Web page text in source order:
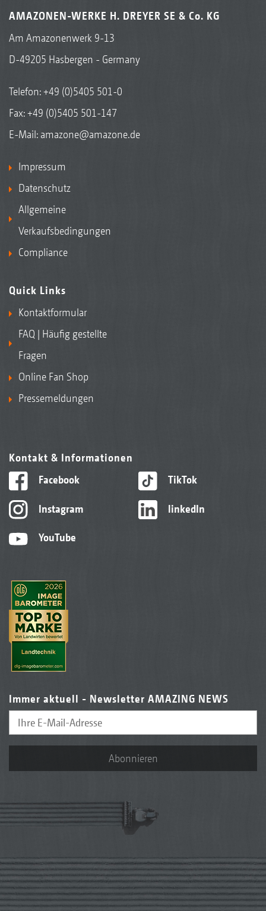
AMAZONEN-WERKE H. DREYER SE & Co. KG
Am Amazonenwerk 9-13
D-49205 Hasbergen - Germany
Telefon:+49 (0)5405 501-0
Fax: +49 (0)5405 501-147
E-Mail: amazone@amazone.de
Impressum
Datenschutz
Allgemeine
Verkaufsbedingungen
Compliance
Quick Links
Kontaktformular
FAQ | Häufig gestellte
Fragen
Online Fan Shop
Pressemeldungen
Kontakt & Informationen
Facebook
Instagram
YouTube
TikTok
linkedIn
Immer aktuell - Newsletter AMAZING NEWS
Abonnieren